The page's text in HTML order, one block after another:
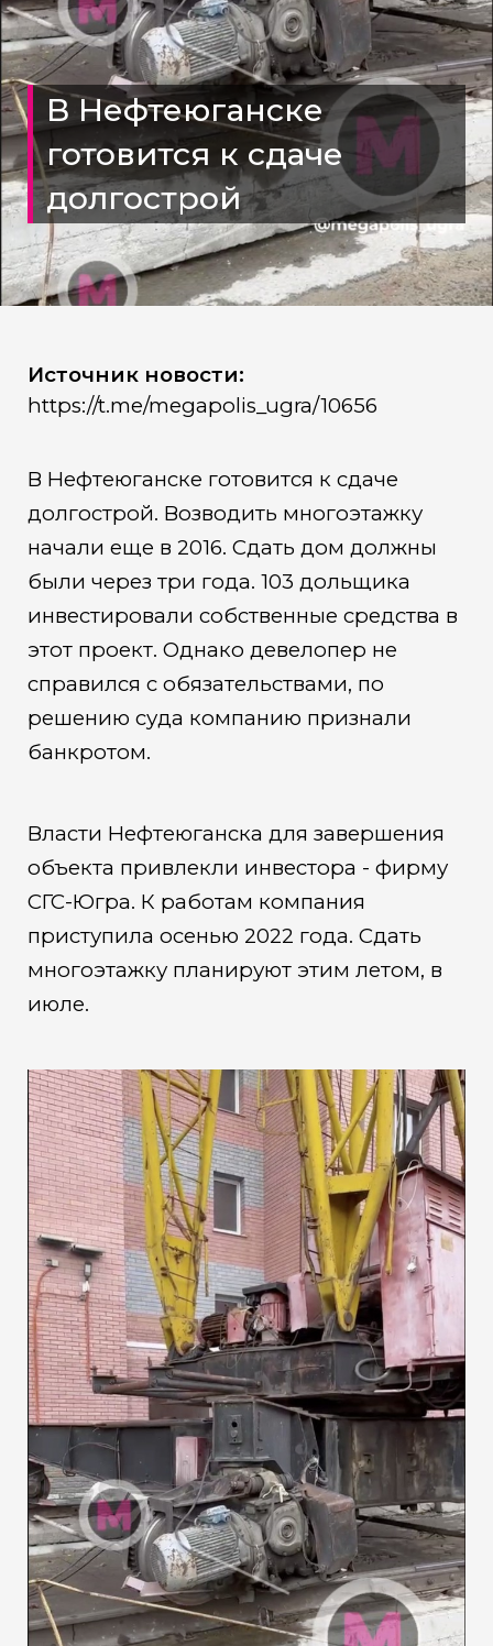
В Нефтеюганске
готовится к сдаче
долгострой
Источник новости:
https://t.me/megapolis_ugra/10656
В Нефтеюганске готовится к сдаче
долгострой. Возводить многоэтажку
начали еще в 2016. Сдать дом должны
были через три года. 103 дольщика
инвестировали собственные средства в
этот проект. Однако девелопер не
справился с обязательствами, по
решению суда компанию признали
банкротом.
Власти Нефтеюганска для завершения
объекта привлекли инвестора - фирму
СГС-Югра. К работам компания
приступила осенью 2022 года. Сдать
многоэтажку планируют этим летом, в
июле.